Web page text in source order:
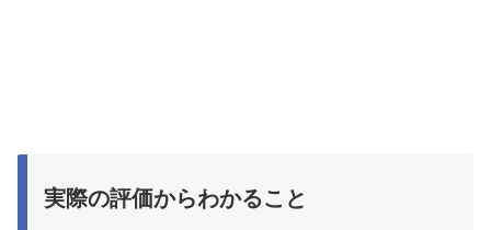
実際の評価からわかること